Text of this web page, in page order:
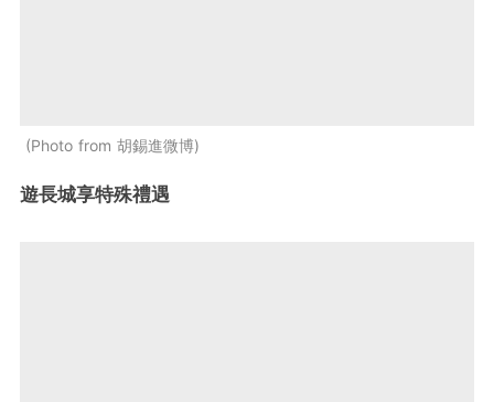
Photo from 胡錫進微博
遊長城享特殊禮遇